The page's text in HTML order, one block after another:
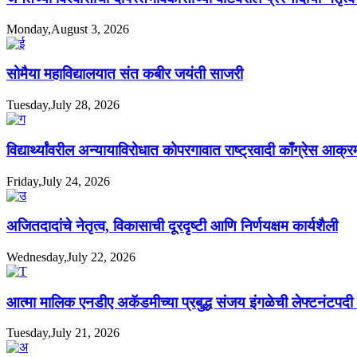
Monday,August 3, 2026
सोमैया महाविद्यालयात संत कबीर जयंती साजरी
Tuesday,July 28, 2026
विद्यार्थ्यांवरील अन्यायाविरोधात कोपरगावात राष्ट्रवादी काँग्रेस
Friday,July 24, 2026
अजितदादांचे नेतृत्व, विकासाची दूरदृष्टी आणि निर्णयक्षम कार्यशैली
Wednesday,July 22, 2026
आत्मा मालिक एनडीए अकॅडमीच्या प्रबुद्ध संजय इंगळेची लेफ्टनंटपदी
Tuesday,July 21, 2026